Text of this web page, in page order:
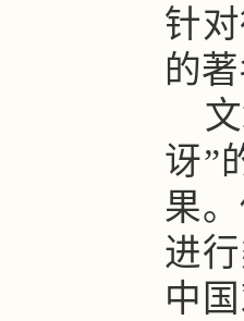
针
的
讶”
果
进
中